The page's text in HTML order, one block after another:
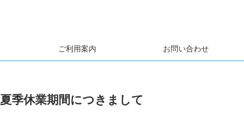
ご利用案内 お問い合わせ
夏季休業期間につきまして